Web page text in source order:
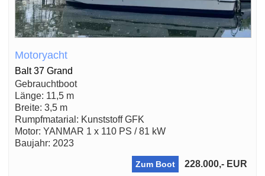
Motoryacht
Balt 37 Grand
Gebrauchtboot
Länge: 11,5 m
Breite: 3,5 m
Rumpfmatarial: Kunststoff GFK
Motor: YANMAR 1 x 110 PS / 81 kW
Baujahr: 2023
Zum Boot 228.000,- EUR